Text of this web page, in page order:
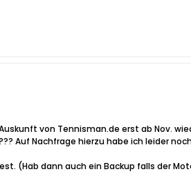
von Tennisman.de erst ab Nov.
Auf Nachfrage hierzu habe ich leider
(Hab dann auch ein Backup falls der